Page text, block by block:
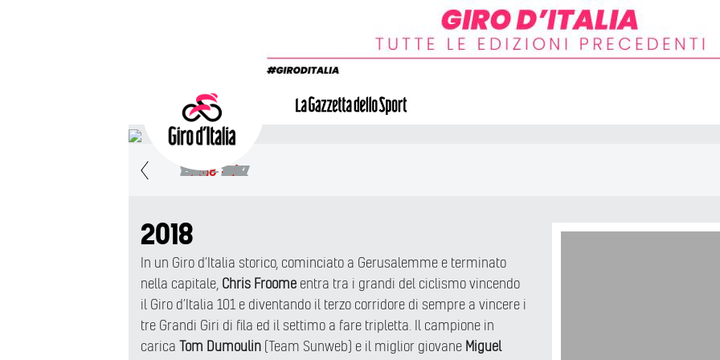
1988 - 1997
1998 - 2007
2008 - 2017
2018 - /
1909 - 1922
1923 - 1932
1933 - 1947
1948 - 1957
1958 - 1967
2018
In un Giro d’Italia storico, cominciato a Gerusalemme e terminato
nella capitale, Chris Froome entra tra i grandi del ciclismo vincendo
il Giro d’Italia 101 e diventando il terzo corridore di sempre a vincere i
tre Grandi Giri di fila ed il settimo a fare tripletta. Il campione in
carica Tom Dumoulin (Team Sunweb) e il miglior giovane Miguel